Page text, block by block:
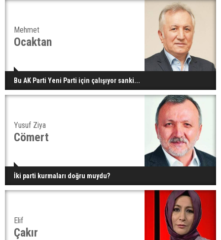
Mehmet
Ocaktan
Bu AK Parti Yeni Parti için çalışıyor sanki...
Yusuf Ziya
Cömert
İki parti kurmaları doğru muydu?
Elif
Çakır